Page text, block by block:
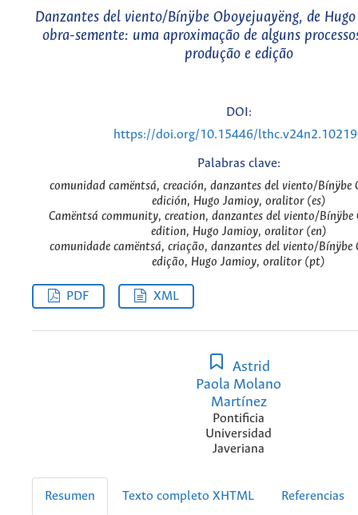
Danzantes del viento/Bínÿbe Oboyejuayëng, de
obra-semente: uma aproximação de alguns
produção e edição
DOI:
https://doi.org/10.15446/
Palabras clave:
comunidad camëntsá, creación, danzantes del viento/Bínÿbe
edición, Hugo Jamioy, oralitor (es)
Camëntsá community, creation, danzantes del viento/Bínÿbe
edition, Hugo Jamioy, oralitor (en)
comunidade camëntsá, criação, danzantes del viento/Bínÿbe
edição, Hugo Jamioy, oralitor (pt)
PDF XML
Astrid
Paola Molano
Martínez
Pontificia
Universidad
Javeriana
Resumen Texto completo XHTML Referencias